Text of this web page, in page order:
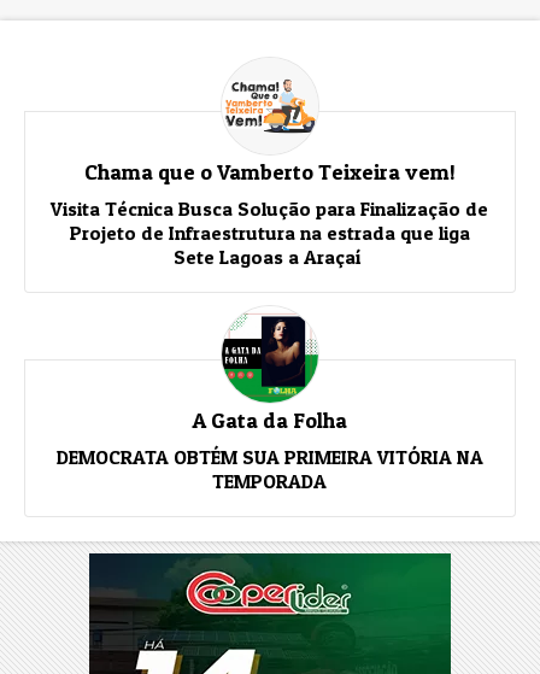
Chama que o Vamberto Teixeira vem!
Visita Técnica Busca Solução para Finalização de
Projeto de Infraestrutura na estrada que liga
Sete Lagoas a Araçaí
A Gata da Folha
DEMOCRATA OBTÉM SUA PRIMEIRA VITÓRIA NA
TEMPORADA